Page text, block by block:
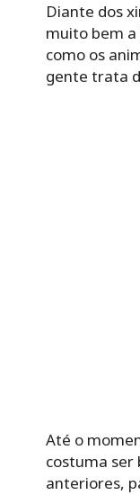
Diante dos
muito bem a
como os
gente trata
Até o
costuma ser
anteriores,